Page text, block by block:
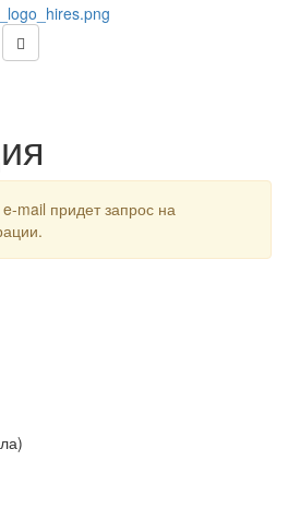
mail придет запрос на